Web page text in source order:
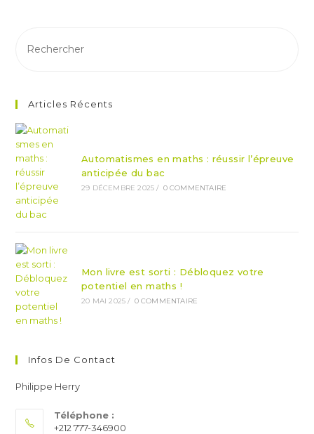
Articles Récents
Automatismes en maths : réussir l’épreuve
anticipée du bac
29 DÉCEMBRE 2025 / 0 COMMENTAIRE
Mon livre est sorti : Débloquez votre
potentiel en maths !
20 MAI 2025 / 0 COMMENTAIRE
Infos De Contact
Philippe Herry
Téléphone :
+212 777-346900​